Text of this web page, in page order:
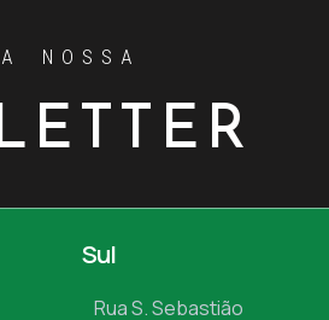
NOSSA
Sul
Rua S. Sebastião